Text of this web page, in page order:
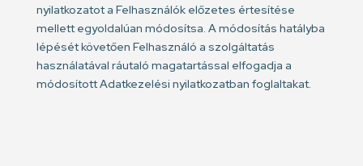
nyilatkozatot a Felhasználók előzetes értesítése
mellett egyoldalúan módosítsa. A módosítás hatályba
lépését követően Felhasználó a szolgáltatás
használatával ráutaló magatartással elfogadja a
módosított Adatkezelési nyilatkozatban foglaltakat.